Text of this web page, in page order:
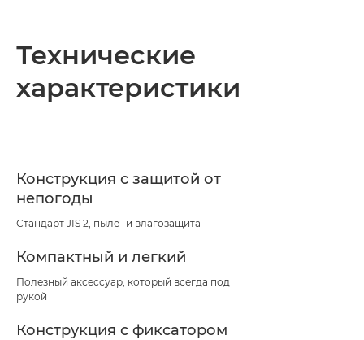
Технические
характеристики
Конструкция с защитой от
непогоды
Стандарт JIS 2, пыле- и влагозащита
Компактный и легкий
Полезный аксессуар, который всегда под
рукой
Конструкция с фиксатором